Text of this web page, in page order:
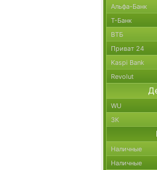
Альфа-Банк
Т-Банк
ВТБ
Приват 24
Kaspi Bank
Revolut
WU
ЗК
Наличные
Наличные